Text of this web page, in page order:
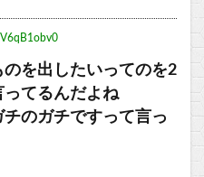
を出したいってのを2
てるんだよね
のガチですって言っ